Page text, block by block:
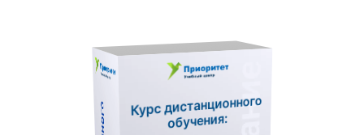
Курс дистанционного
обучения: